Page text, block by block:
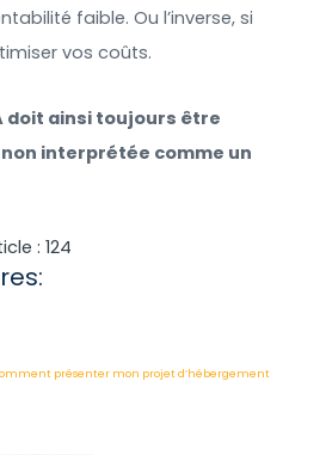
faible. Ou l’inverse, si
vos coûts.
doit ainsi toujours être
interprétée comme un
: 124
présenter mon projet d’hébergement